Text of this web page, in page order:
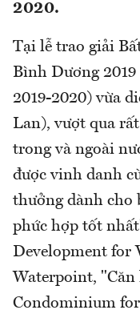
2020.
Tại lễ trao giải
Bình Dương
2019-2020) vừa
Lan), vượt qua
trong và ngoài
được vinh danh
thưởng dành cho
phức hợp tốt
Development for
Waterpoint,
Condominium